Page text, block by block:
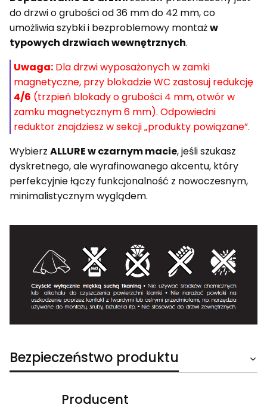
do drzwi o grubości od 36 mm do 42 mm, co
umożliwia szybki i bezproblemowy montażw
typowych drzwiach wewnętrznych.
Uwaga: Dla drzwi wyposażonych w zamki
magnetyczne, przy blokadzie WC zastosuj redukcję
4/6 (trzpień blokady o grubości 4 mm, otwór w
zamku magnetycznym 6 mm). Odpowiedni
reduktor znajdziesz w sekcji „produkty powiązane”.
Wybierz ALLURE w czarnym macie, jeśli szukasz
dyskretnego, ale wyrafinowanego akcentu, który
perfekcyjnie łączy funkcjonalność z nowoczesnym,
minimalistycznym wyglądem.
Bezpieczeństwo produktu
Producent